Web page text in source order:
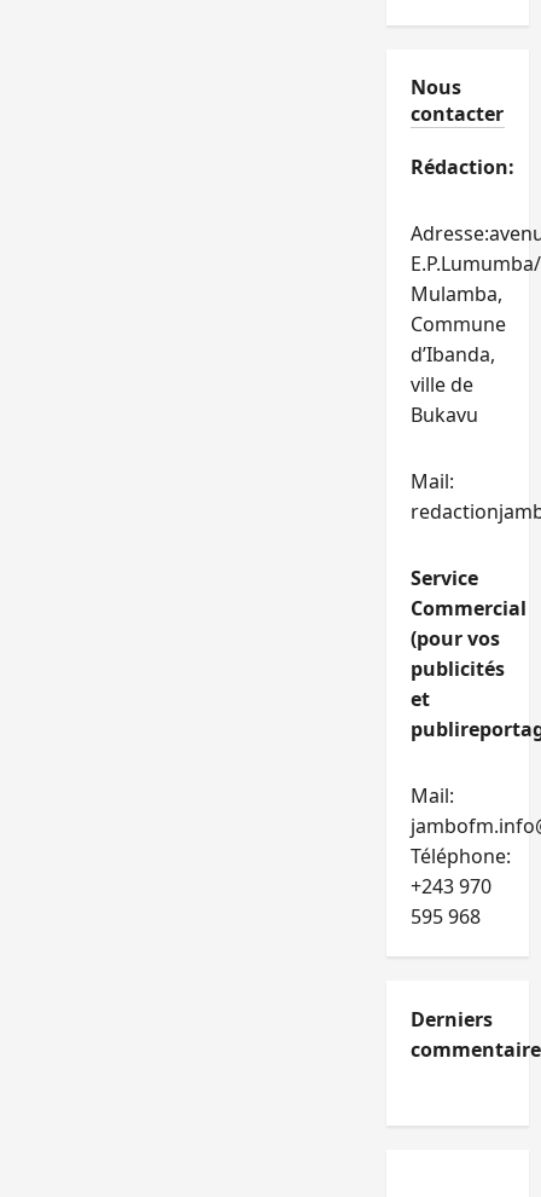
Nous
contacter
Rédaction:
Mulamba,
Commune
d’Ibanda,
ville de
Bukavu
Mail:
Service
Commercial
(pour vos
publicités
et
Mail:
Téléphone:
+243 970
595 968
Derniers